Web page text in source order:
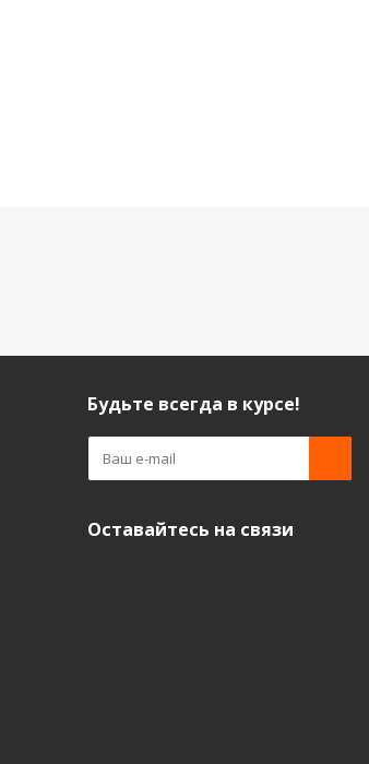
Будьте всегда в курсе!
Оставайтесь на связи